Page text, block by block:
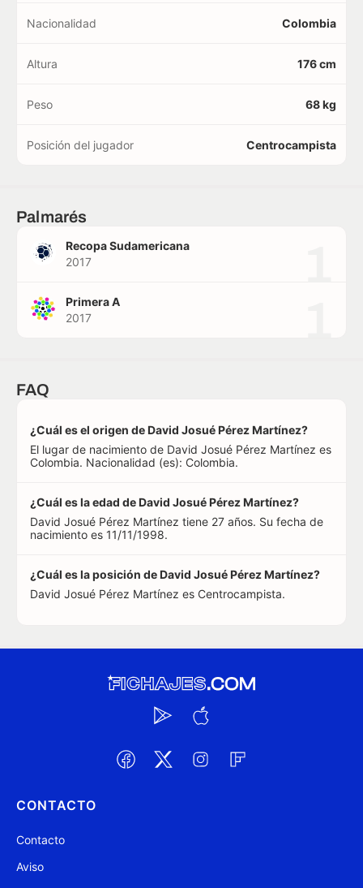
Nacionalidad Colombia
Altura 176 cm
Peso 68 kg
Posición del jugador Centrocampista
Palmarés
Recopa Sudamericana
2017
Primera A
2017
FAQ
¿Cuál es el origen de David Josué Pérez Martínez?
El lugar de nacimiento de David Josué Pérez Martínez es
Colombia. Nacionalidad (es): Colombia.
¿Cuál es la edad de David Josué Pérez Martínez?
David Josué Pérez Martínez tiene 27 años. Su fecha de
nacimiento es 11/11/1998.
¿Cuál es la posición de David Josué Pérez Martínez?
David Josué Pérez Martínez es Centrocampista.
CONTACTO
Contacto
Aviso